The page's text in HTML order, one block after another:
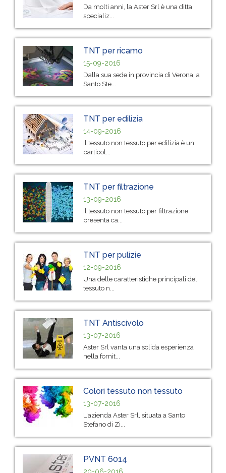
Da molti anni, la Aster Srl è una ditta
specializ...
TNT per ricamo
15-09-2016
Dalla sua sede in provincia di Verona, a
Santo Ste...
TNT per edilizia
14-09-2016
Il tessuto non tessuto per edilizia è un
particol...
TNT per filtrazione
13-09-2016
Il tessuto non tessuto per filtrazione
presenta ca...
TNT per pulizie
12-09-2016
Una delle caratteristiche principali del
tessuto n...
TNT Antiscivolo
13-07-2016
Aster Srl vanta una solida esperienza
nella fornit...
Colori tessuto non tessuto
13-07-2016
L'azienda Aster Srl, situata a Santo
Stefano di Zi...
PVNT 6014
20-06-2016